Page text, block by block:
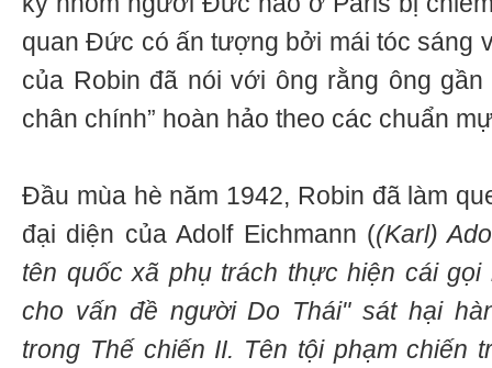
quan Đức có ấn tượng bởi mái tóc sáng
của Robin đã nói với ông rằng ông
chân chính” hoàn hảo theo các chuẩn
Đầu mùa hè năm 1942, Robin đã làm
đại diện của Adolf Eichmann ((Karl)
tên quốc xã phụ trách thực hiện cái
cho vấn đề người Do Thái" sát hại
trong Thế chiến II. Tên tội phạm chiến